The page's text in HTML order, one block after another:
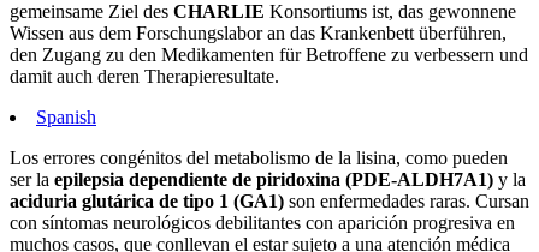
gemeinsame Ziel des CHARLIE Konsortiums ist, das gewonnene
Wissen aus dem Forschungslabor an das Krankenbett überführen,
den Zugang zu den Medikamenten für Betroffene zu verbessern und
damit auch deren Therapieresultate.
Spanish
Los errores congénitos del metabolismo de la lisina, como pueden
ser la epilepsia dependiente de piridoxina (PDE-ALDH7A1) y la
aciduria glutárica de tipo 1 (GA1) son enfermedades raras. Cursan
con síntomas neurológicos debilitantes con aparición progresiva en
muchos casos, que conllevan el estar sujeto a una atención médica